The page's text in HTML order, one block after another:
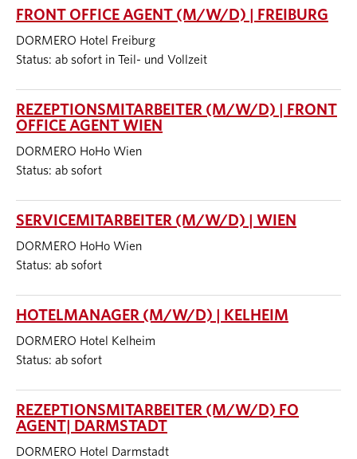
FRONT OFFICE AGENT (M/W/D) | FREIBURG
DORMERO Hotel Freiburg
Status: ab sofort in Teil- und Vollzeit
REZEPTIONSMITARBEITER (M/W/D) | FRONT
OFFICE AGENT WIEN
DORMERO HoHo Wien
Status: ab sofort
SERVICEMITARBEITER (M/W/D) | WIEN
DORMERO HoHo Wien
Status: ab sofort
HOTELMANAGER (M/W/D) | KELHEIM
DORMERO Hotel Kelheim
Status: ab sofort
REZEPTIONSMITARBEITER (M/W/D) FO
AGENT| DARMSTADT
DORMERO Hotel Darmstadt